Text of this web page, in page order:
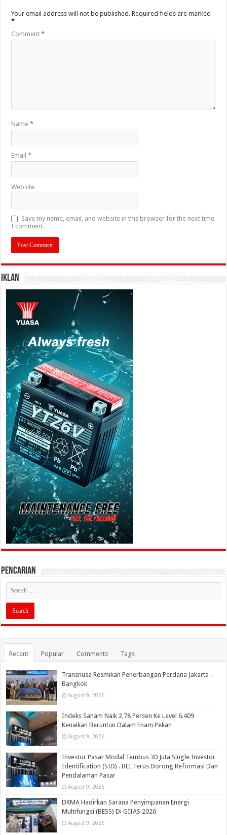
Your email address will not be published. Required fields are marked
*
Comment*
Name*
Email*
Website
Save my name, email, and website in this browser for the next time
I comment.
IKLAN
PENCARIAN
Recent Popular Comments Tags
Transnusa Resmikan Penerbangan Perdana Jakarta –
Bangkok
August 9, 2026
Indeks Saham Naik 2,78 Persen Ke Level 6.409
Kenaikan Beruntun Dalam Enam Pekan
August 9, 2026
Investor Pasar Modal Tembus 30 Juta Single Investor
Identification (SID) . BEI Terus Dorong Reformasi Dan
Pendalaman Pasar
August 9, 2026
DRMA Hadirkan Sarana Penyimpanan Energi
Multifungsi (BESS) Di GIIAS 2026
August 9, 2026